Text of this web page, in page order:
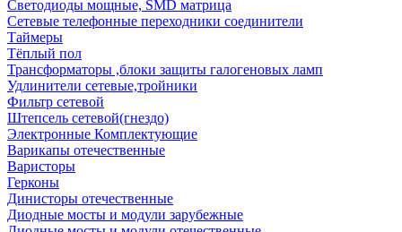
Светодиоды мощные, SMD матрица
Сетевые телефонные переходники соединители
Таймеры
Тёплый пол
Трансформаторы ,блоки защиты галогеновых ламп
Удлинители сетевые,тройники
Фильтр сетевой
Штепсель сетевой(гнездо)
Электронные Комплектующие
Варикапы отечественные
Варисторы
Герконы
Динисторы отечественные
Диодные мосты и модули зарубежные